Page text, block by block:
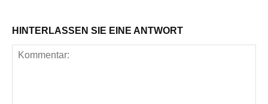
HINTERLASSEN SIE EINE ANTWORT